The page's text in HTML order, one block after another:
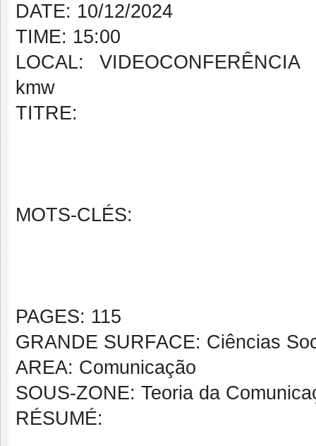
DATE: 10/12/2024
TIME: 15:00
LOCAL: VIDEOCONFERÊNCIA
kmw
TITRE:
MOTS-CLÉS:
PAGES: 115
GRANDE SURFACE: Ciências
AREA: Comunicação
SOUS-ZONE: Teoria da
RÉSUMÉ: